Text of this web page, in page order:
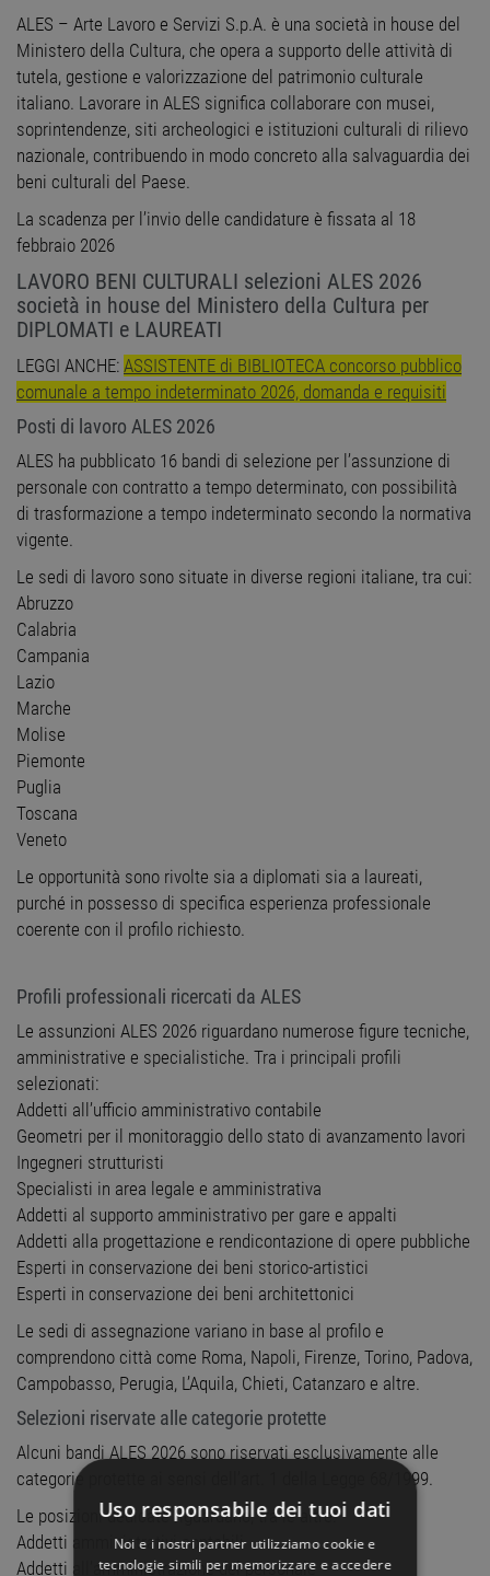
ALES – Arte Lavoro e Servizi S.p.A. è una società in house del
Ministero della Cultura, che opera a supporto delle attività di
tutela, gestione e valorizzazione del patrimonio culturale
italiano. Lavorare in ALES significa collaborare con musei,
soprintendenze, siti archeologici e istituzioni culturali di rilievo
nazionale, contribuendo in modo concreto alla salvaguardia dei
beni culturali del Paese.
La scadenza per l’invio delle candidature è fissata al 18
febbraio 2026
LAVORO BENI CULTURALI selezioni ALES 2026
società in house del Ministero della Cultura per
DIPLOMATI e LAUREATI
LEGGI ANCHE: ASSISTENTE di BIBLIOTECA concorso pubblico
comunale a tempo indeterminato 2026, domanda e requisiti
Posti di lavoro ALES 2026
ALES ha pubblicato 16 bandi di selezione per l’assunzione di
personale con contratto a tempo determinato, con possibilità
di trasformazione a tempo indeterminato secondo la normativa
vigente.
Le sedi di lavoro sono situate in diverse regioni italiane, tra cui:
Abruzzo
Calabria
Campania
Lazio
Marche
Molise
Piemonte
Puglia
Toscana
Veneto
Le opportunità sono rivolte sia a diplomati sia a laureati,
purché in possesso di specifica esperienza professionale
coerente con il profilo richiesto.
Profili professionali ricercati da ALES
Le assunzioni ALES 2026 riguardano numerose figure tecniche,
amministrative e specialistiche. Tra i principali profili
selezionati:
Addetti all’ufficio amministrativo contabile
Geometri per il monitoraggio dello stato di avanzamento lavori
Ingegneri strutturisti
Specialisti in area legale e amministrativa
Addetti al supporto amministrativo per gare e appalti
Addetti alla progettazione e rendicontazione di opere pubbliche
Esperti in conservazione dei beni storico-artistici
Esperti in conservazione dei beni architettonici
Le sedi di assegnazione variano in base al profilo e
comprendono città come Roma, Napoli, Firenze, Torino, Padova,
Campobasso, Perugia, L’Aquila, Chieti, Catanzaro e altre.
Selezioni riservate alle categorie protette
Alcuni bandi ALES 2026 sono riservati esclusivamente alle
categorie protette ai sensi dell’art. 1 della Legge 68/1999.
Le posizioni dedicate riguardano, tra le altre:
Addetti amministrativi contabili
Addetti all’amministrazione del personale
Uso responsabile dei tuoi dati
Noi e i nostri partner utilizziamo cookie e
tecnologie simili per memorizzare e accedere